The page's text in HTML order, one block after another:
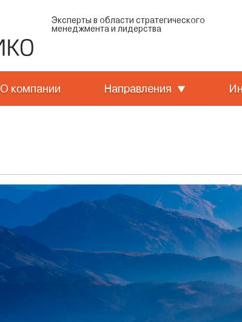
Эксперты в области стратегического
менеджмента и лидерства
О компании Направления